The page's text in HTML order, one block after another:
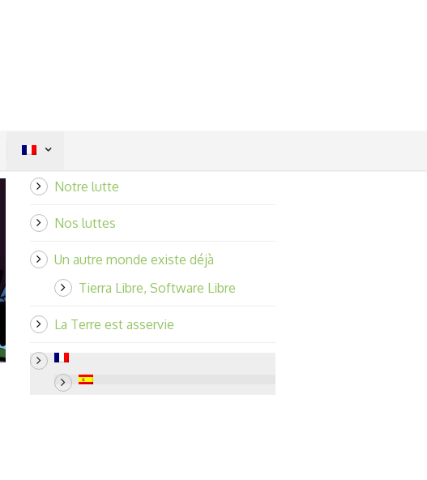
Notre lutte
Nos luttes
Un autre monde existe déjà
Tierra Libre, Software Libre
La Terre est asservie